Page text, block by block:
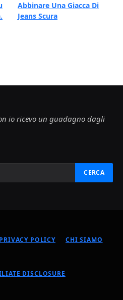
Abbinare Una Giacca Di
Jeans Scura
io ricevo un guadagno dagli
PRIVACY POLICY CHI SIAMO
DISCLOSURE